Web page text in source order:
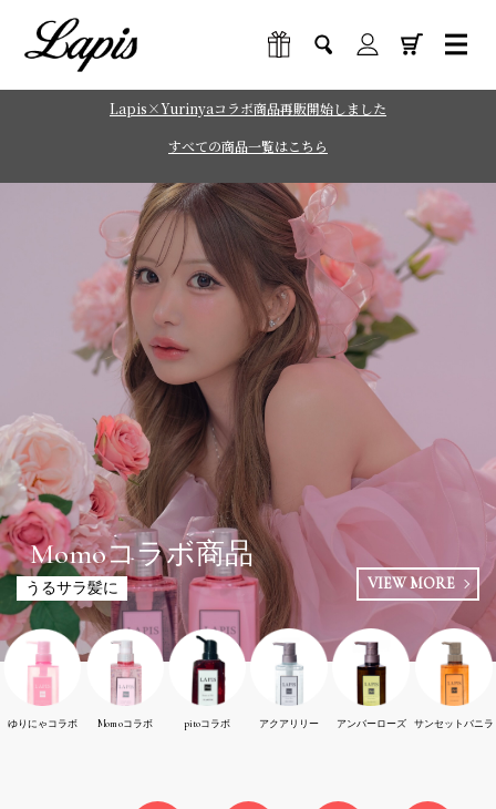
Lapis×Yurinyaコラボ商品再販開始しました
すべての商品一覧はこちら
VIEW MORE
Momoコラボ商品
うるサラ髪に VIEW MORE
pitoコラボ商品
ツヤサラ髪に VIEW MORE
Musk&White Lily
ふんわりサラサラ手触り
ムスク&ホワイトリリーの甘い香り
VIEW MORE
Amber&RoseBergamot
トゥルんと艶髪
甘く上品なローズベルガモットの香り
VIEW MORE
Sunset&Vanilla
毛先までしっとりまとまる
南国を彷彿とさせる甘いバニラの香り
VIEW MORE
ゆりにゃコラボ Momoコラボ pitoコラボ アクアリリー アンバーローズ サンセットバニラ